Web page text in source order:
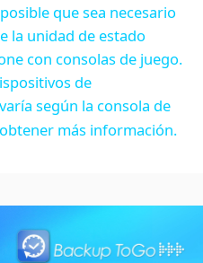
que sea necesario
la unidad de estado
con consolas de juego.
de
según la consola de
más información.